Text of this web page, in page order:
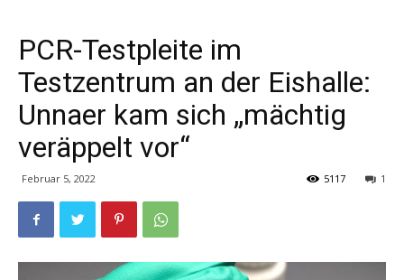
PCR-Testpleite im
Testzentrum an der Eishalle:
Unnaer kam sich „mächtig
veräppelt vor“
Februar 5, 2022 1
5117